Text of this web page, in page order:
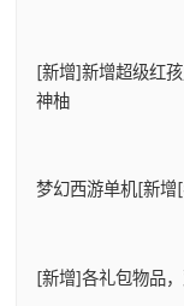
[新增]新增超级红
神柚
梦幻西游单机[新增
[新增]各礼包物品